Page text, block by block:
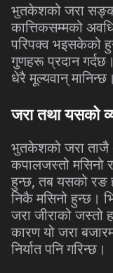
भुतकेशकोजरा
कात्तिकसम्मको
परिपक्वभइसकेको
गुणहरूप्रदानगर्दछ।
धेरैमूल्यवान्मानिन्छ।
जरातथायसको
भुतकेशकोजराताजै
कपालजस्तोमसिनोर
हुन्छ,तबयसकोरङ
निकैमसिनोहुन्छ।
जराजीराकोजस्तो
कारणयोजरा
निर्यातपनिगरिन्छ।